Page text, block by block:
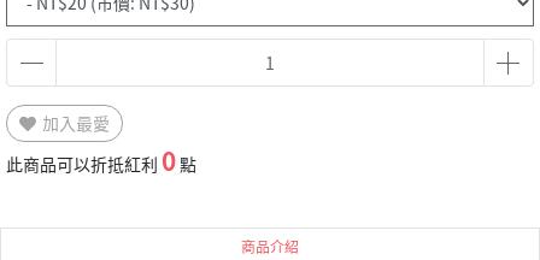
加入最愛
此商品可以折抵紅利 0點
商品介紹